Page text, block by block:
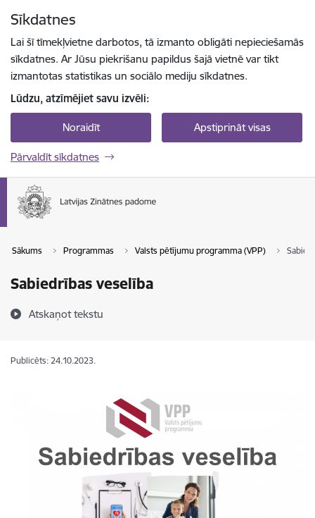
Sīkdatnes
Lai šī tīmekļvietne darbotos, tā izmanto obligāti nepieciešamās
sīkdatnes. Ar Jūsu piekrišanu papildus šajā vietnē var tikt
izmantotas statistikas un sociālo mediju sīkdatnes.
Lūdzu, atzīmējiet savu izvēli:
Noraidīt Apstiprināt visas
Pārvaldīt sīkdatnes
Sākums Programmas Valsts pētījumu programma (VPP)
Sabiedrības veselība
Atskaņot tekstu
Publicēts: 24.10.2023.